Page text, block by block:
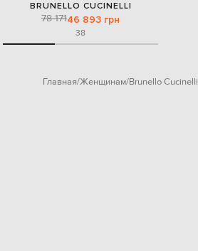
BRUNELLO CUCINELLI
78 17146 893 грн
38
Главная Женщинам Brunello Cucinelli